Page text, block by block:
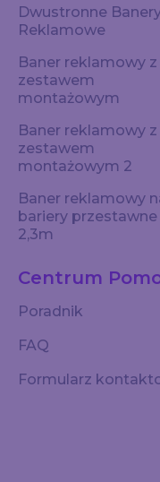
Dwustronne
Reklamowe
Baner reklamowy z
zestawem
montażowym
Baner reklamowy z
zestawem
montażowym 2
Baner reklamowy
bariery przestawne
2,3m
Centrum
Poradnik
FAQ
Formularz